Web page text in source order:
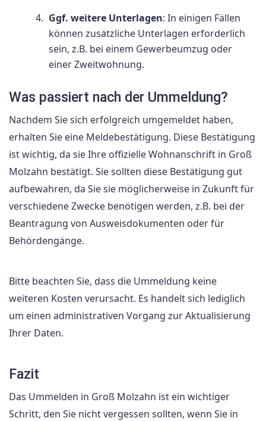
Ggf. weitere Unterlagen: In einigen Fällen
können zusätzliche Unterlagen erforderlich
sein, z.B. bei einem Gewerbeumzug oder
einer Zweitwohnung.
Was passiert nach der Ummeldung?
Nachdem Sie sich erfolgreich umgemeldet haben,
erhalten Sie eine Meldebestätigung. Diese Bestätigung
ist wichtig, da sie Ihre offizielle Wohnanschrift in Groß
Molzahn bestätigt. Sie sollten diese Bestätigung gut
aufbewahren, da Sie sie möglicherweise in Zukunft für
verschiedene Zwecke benötigen werden, z.B. bei der
Beantragung von Ausweisdokumenten oder für
Behördengänge.
Bitte beachten Sie, dass die Ummeldung keine
weiteren Kosten verursacht. Es handelt sich lediglich
um einen administrativen Vorgang zur Aktualisierung
Ihrer Daten.
Fazit
Das Ummelden in Groß Molzahn ist ein wichtiger
Schritt, den Sie nicht vergessen sollten, wenn Sie in